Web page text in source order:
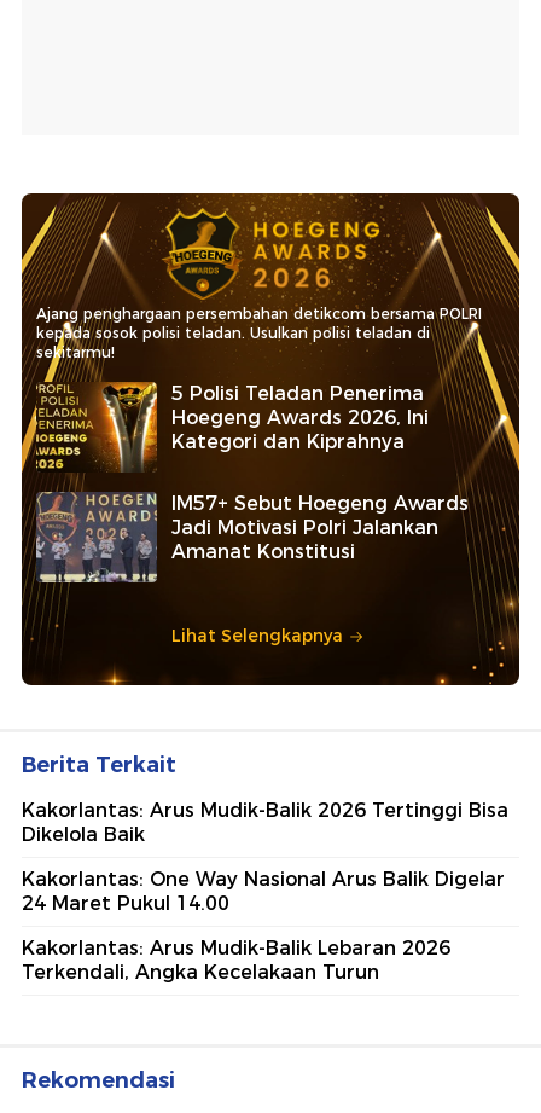
Ajang penghargaan persembahan detikcom bersama POLRI
kepada sosok polisi teladan. Usulkan polisi teladan di
sekitarmu!
5 Polisi Teladan Penerima
Hoegeng Awards 2026, Ini
Kategori dan Kiprahnya
IM57+ Sebut Hoegeng Awards
Jadi Motivasi Polri Jalankan
Amanat Konstitusi
Lihat Selengkapnya
Berita Terkait
Kakorlantas: Arus Mudik-Balik 2026 Tertinggi Bisa
Dikelola Baik
Kakorlantas: One Way Nasional Arus Balik Digelar
24 Maret Pukul 14.00
Kakorlantas: Arus Mudik-Balik Lebaran 2026
Terkendali, Angka Kecelakaan Turun
Rekomendasi